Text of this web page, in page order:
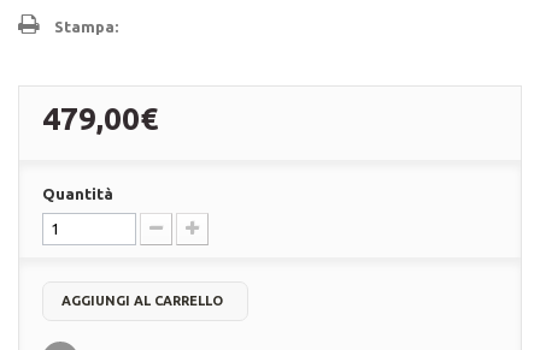
Stampa:
479,00€
Quantità
AGGIUNGI AL CARRELLO